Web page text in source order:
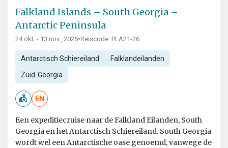
Falkland Islands – South Georgia –
Antarctic Peninsula
24 okt. - 13 nov., 2026•Reiscode: PLA21-26
Antarctisch Schiereiland Falklandeilanden
Zuid-Georgia
EN
Een expeditiecruise naar de Falkland Eilanden, South
Georgia en het Antarctisch Schiereiland. South Georgia
wordt wel een Antarctische oase genoemd, vanwege de